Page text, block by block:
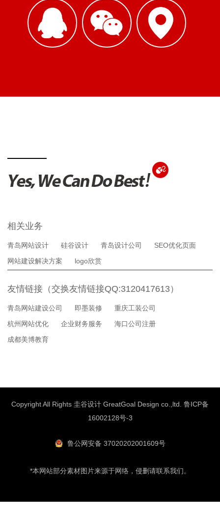
相关业务
青岛网站设计 硅谷设计 青岛设计公司
SEO优化页面
网站建设解决方案
logo欣赏
友情链接（交换友情链接QQ:3120417613）
青岛网站建设公司 即墨装修
重庆工装公司
杭州网站优化
企业财务服务
海口公司注册
成都美博教育
Copyright All Rights 圭谷设计 GreatGoal Design co.,ltd. 鲁ICP备
16002128号-3
鲁公网安备 37020202001609号
*本网站部分素材图片来源于网络，侵删请联系我们。